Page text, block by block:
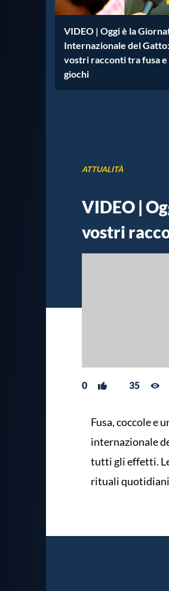
VIDEO | Oggi è la
Internazionale del
vostri racconti tra fusa e
giochi
ATTUALITÀ
VIDEO |
vostri
0 35
Fusa, coccole e
internazionale
tutti gli effetti.
rituali